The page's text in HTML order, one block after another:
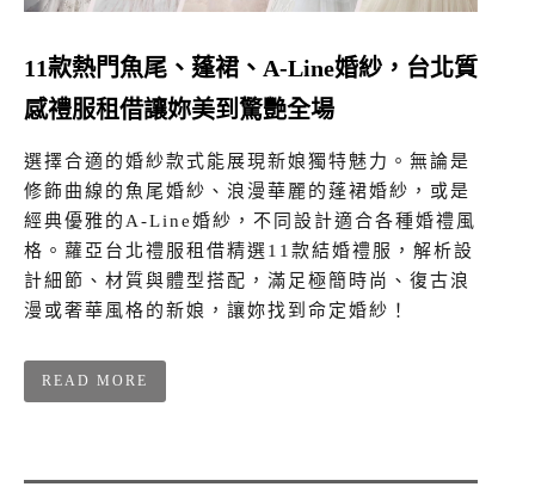
11款熱門魚尾、蓬裙、A-Line婚紗，台北質
感禮服租借讓妳美到驚艷全場
選擇合適的婚紗款式能展現新娘獨特魅力。無論是
修飾曲線的魚尾婚紗、浪漫華麗的蓬裙婚紗，或是
經典優雅的A-Line婚紗，不同設計適合各種婚禮風
格。蘿亞台北禮服租借精選11款結婚禮服，解析設
計細節、材質與體型搭配，滿足極簡時尚、復古浪
漫或奢華風格的新娘，讓妳找到命定婚紗！
READ MORE